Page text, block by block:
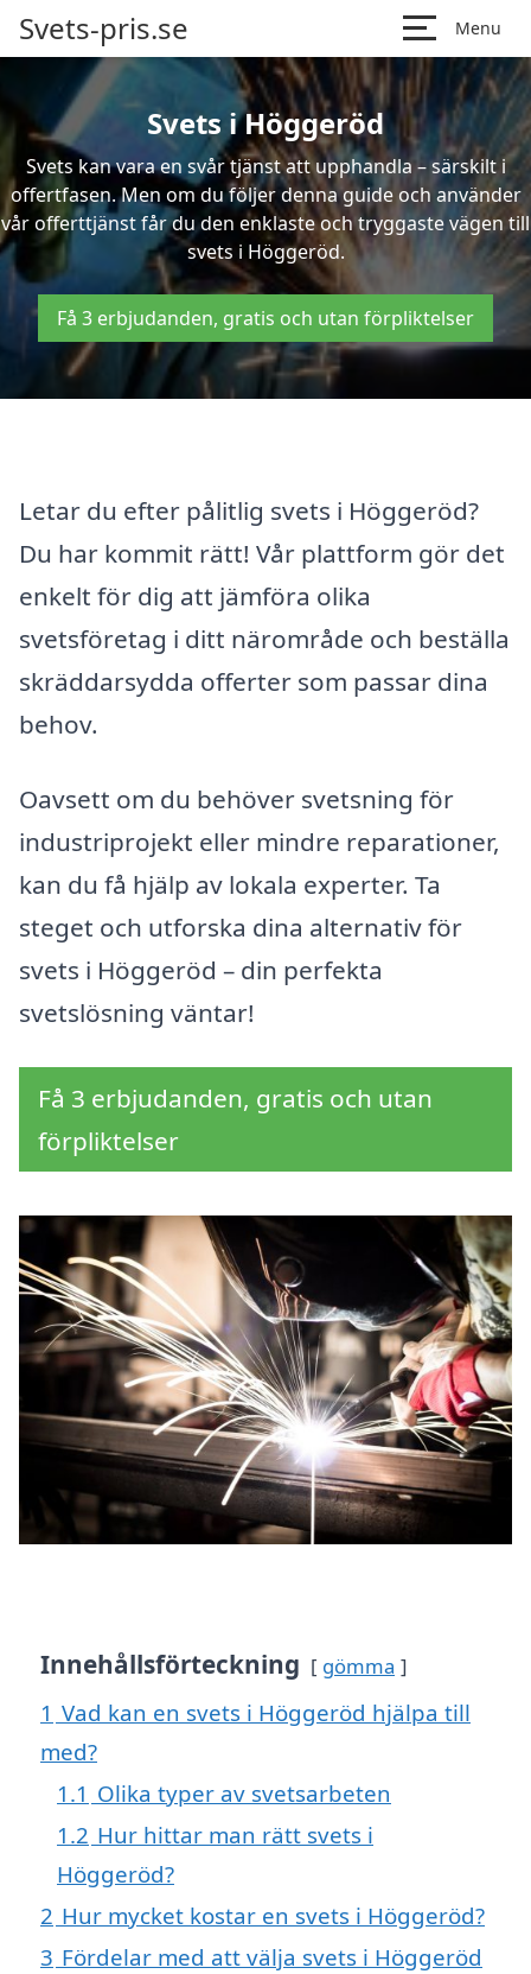
Svets-pris.se Menu
Svets i Höggeröd
Svets kan vara en svår tjänst att upphandla – särskilt i
offertfasen. Men om du följer denna guide och använder
vår offerttjänst får du den enklaste och tryggaste vägen till
svets i Höggeröd.
Få 3 erbjudanden, gratis och utan förpliktelser
Letar du efter pålitlig svets i Höggeröd?
Du har kommit rätt! Vår plattform gör det
enkelt för dig att jämföra olika
svetsföretag i ditt närområde och beställa
skräddarsydda offerter som passar dina
behov.
Oavsett om du behöver svetsning för
industriprojekt eller mindre reparationer,
kan du få hjälp av lokala experter. Ta
steget och utforska dina alternativ för
svets i Höggeröd – din perfekta
svetslösning väntar!
Få 3 erbjudanden, gratis och utan
förpliktelser
Innehållsförteckning gömma
1 Vad kan en svets i Höggeröd hjälpa till
med?
1.1 Olika typer av svetsarbeten
1.2 Hur hittar man rätt svets i
Höggeröd?
2 Hur mycket kostar en svets i Höggeröd?
3 Fördelar med att välja svets i Höggeröd